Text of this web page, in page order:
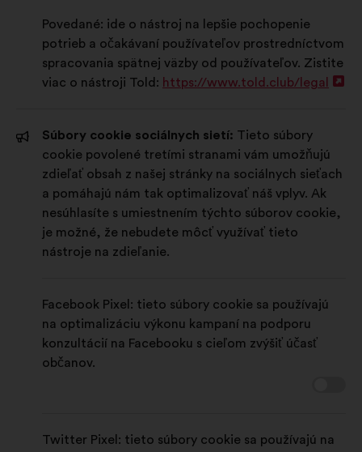
Povedané: ide o nástroj na lepšie pochopenie
potrieb a očakávaní používateľov prostredníctvom
spracovania spätnej väzby od používateľov. Zistite
viac o nástroji Told: https://www.told.club/legal
Súbory cookie sociálnych sietí: Tieto súbory
cookie povolené tretími stranami vám umožňujú
zdieľať obsah z našej stránky na sociálnych sieťach
a pomáhajú nám tak optimalizovať náš vplyv. Ak
nesúhlasíte s umiestnením týchto súborov cookie,
je možné, že nebudete môcť využívať tieto
nástroje na zdieľanie.
Facebook Pixel: tieto súbory cookie sa používajú
na optimalizáciu výkonu kampaní na podporu
konzultácií na Facebooku s cieľom zvýšiť účasť
občanov.
Twitter Pixel: tieto súbory cookie sa používajú na